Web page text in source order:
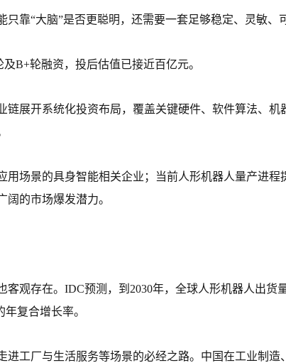
靠“大脑”是否更聪明，还需要一套足够稳定、灵敏、
B+轮融资，投后估值已接近百亿元。
展开系统化投资布局，覆盖关键硬件、软件算法、
用场景的具身智能相关企业；当前人形机器人量产进
的市场爆发潜力。
观存在。IDC预测，到2030年，全球人形机器人出
复合增长率。
工厂与生活服务等场景的必经之路。中国在工业制